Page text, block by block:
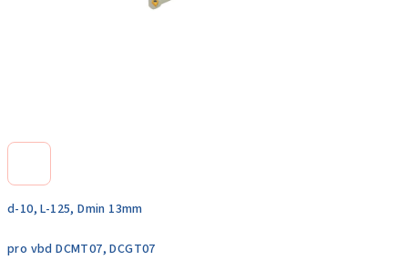
d-10, L-125, Dmin 13mm
pro vbd DCMT07, DCGT07